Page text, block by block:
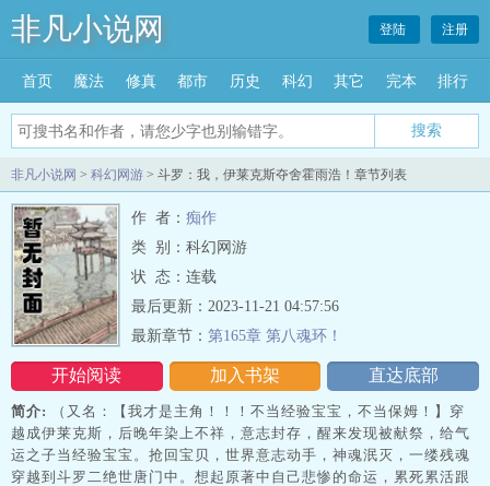
非凡小说网
搜索
登陆 注册
首页 魔法 修真 都市 历史 科幻 其它 完本 排行
非凡小说网 > 科幻网游 > 斗罗：我，伊莱克斯夺舍霍雨浩！章节列表
作 者： 痴作
类 别：科幻网游
状 态：连载
开始阅读 加入书架 直达底部
最后更新：2023-11-21 04:57:56
最新章节： 第165章 第八魂环！
简介:
（又名：【我才是主角！！！不当经验宝宝，不当保姆！】穿
越成伊莱克斯，后晚年染上不祥，意志封存，醒来发现被献祭，给气
运之子当经验宝宝。抢回宝贝，世界意志动手，神魂泯灭，一缕残魂
穿越到斗罗二绝世唐门中。想起原著中自己悲惨的命运，累死累活跟